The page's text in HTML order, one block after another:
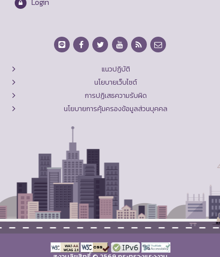
แนวปฏิบัติ
นโยบายเว็บไซต์
การปฏิเสธความรับผิด
นโยบายการคุ้มครองข้อมูลส่วนบุคคล